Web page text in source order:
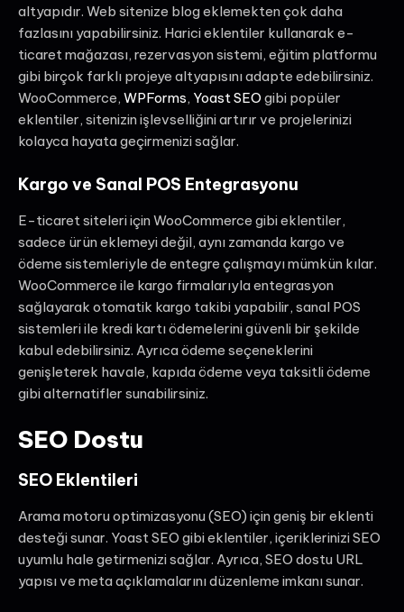
altyapıdır. Web sitenize blog eklemekten çok daha
fazlasını yapabilirsiniz. Harici eklentiler kullanarak e-
ticaret mağazası, rezervasyon sistemi, eğitim platformu
gibi birçok farklı projeye altyapısını adapte edebilirsiniz.
WooCommerce, WPForms, Yoast SEOgibi popüler
eklentiler, sitenizin işlevselliğini artırır ve projelerinizi
kolayca hayata geçirmenizi sağlar.
Kargo ve Sanal POS Entegrasyonu
E-ticaret siteleri için WooCommerce gibi eklentiler,
sadece ürün eklemeyi değil, aynı zamanda kargo ve
ödeme sistemleriyle de entegre çalışmayı mümkün kılar.
WooCommerce ile kargo firmalarıyla entegrasyon
sağlayarak otomatik kargo takibi yapabilir, sanal POS
sistemleri ile kredi kartı ödemelerini güvenli bir şekilde
kabul edebilirsiniz. Ayrıca ödeme seçeneklerini
genişleterek havale, kapıda ödeme veya taksitli ödeme
gibi alternatifler sunabilirsiniz.
SEO Dostu
SEO Eklentileri
Arama motoru optimizasyonu (SEO) için geniş bir eklenti
desteği sunar. Yoast SEO gibi eklentiler, içeriklerinizi SEO
uyumlu hale getirmenizi sağlar. Ayrıca, SEO dostu URL
yapısı ve meta açıklamalarını düzenleme imkanı sunar.